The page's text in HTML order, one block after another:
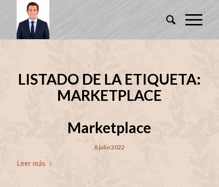
LISTADO DE LA ETIQUETA:
MARKETPLACE
Marketplace
8 julio 2022
Leer más